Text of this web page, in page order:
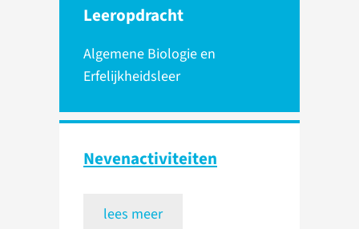
Leeropdracht
Algemene Biologie en
Erfelijkheidsleer
Neven­activiteiten
lees meer